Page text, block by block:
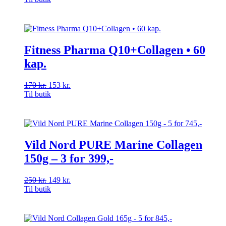
Fitness Pharma Q10+Collagen • 60
kap.
170kr. Den
oprindelige
170 kr..
153 kr.
153 kr..
Til butik
Vild Nord PURE Marine Collagen
150g – 3 for 399,-
250kr. Den
oprindelige
250 kr..
149 kr.
149 kr..
Til butik